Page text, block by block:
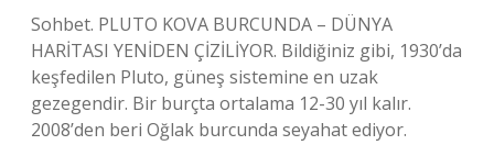
Sohbet. PLUTO KOVA BURCUNDA – DÜNYA
HARİTASI YENİDEN ÇİZİLİYOR. Bildiğiniz gibi, 1930’da
keşfedilen Pluto, güneş sistemine en uzak
gezegendir. Bir burçta ortalama 12-30 yıl kalır.
2008’den beri Oğlak burcunda seyahat ediyor.